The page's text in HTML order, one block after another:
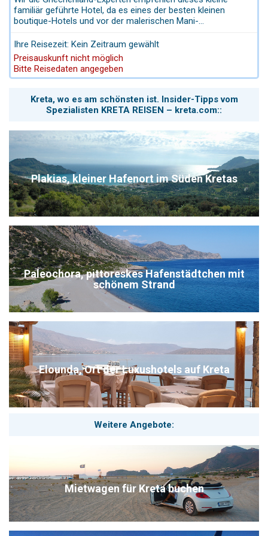
familiär geführte Hotel, da es eines der besten kleinen
boutique-Hotels und vor der malerischen Mani-
einzigartigen Architektur der Mani gebaut ist es eines der
besten Boutique-Hotels auf dem Peloponnes. Die
schöne große Suiten mit großen Terrassen
auf das endlose Blau des Mittelmeeres. Grandioses
ausgezeichnet mit dem Grünen Schlüssel. Das kleine
Boutique-Hotel ist auch familienfreundlich.
Ihre Reisezeit: Kein Zeitraum gewählt
Preisauskunft nicht möglich
Bitte Reisedaten angegeben
Kreta, wo es am schönsten ist. Insider-Tipps vom
Spezialisten KRETA REISEN – kreta.com::
Plakias, kleiner Hafenort im Süden Kretas
Paleochora, pittoreskes Hafenstädtchen mit
schönem Strand
Elounda, Ort der Luxushotels auf Kreta
Weitere Angebote:
Mietwagen für Kreta buchen